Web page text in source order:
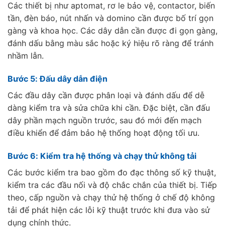
Các thiết bị như aptomat, rơ le bảo vệ, contactor, biến
tần, đèn báo, nút nhấn và domino cần được bố trí gọn
gàng và khoa học. Các dây dẫn cần được đi gọn gàng,
đánh dấu bằng màu sắc hoặc ký hiệu rõ ràng để tránh
nhầm lẫn.
Bước 5: Đấu dây dẫn điện
Các đầu dây cần được phân loại và đánh dấu để dễ
dàng kiểm tra và sửa chữa khi cần. Đặc biệt, cần đấu
dây phần mạch nguồn trước, sau đó mới đến mạch
điều khiển để đảm bảo hệ thống hoạt động tối ưu.
Bước 6: Kiểm tra hệ thống và chạy thử không tải
Các bước kiểm tra bao gồm đo đạc thông số kỹ thuật,
kiểm tra các đầu nối và độ chắc chắn của thiết bị. Tiếp
theo, cấp nguồn và chạy thử hệ thống ở chế độ không
tải để phát hiện các lỗi kỹ thuật trước khi đưa vào sử
dụng chính thức.